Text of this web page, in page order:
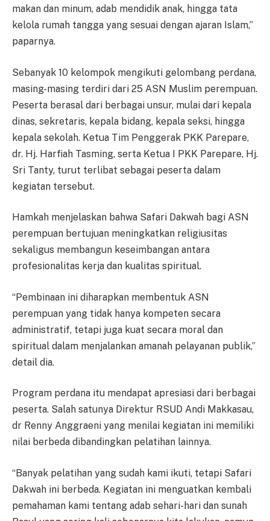
makan dan minum, adab mendidik anak, hingga tata
kelola rumah tangga yang sesuai dengan ajaran Islam,”
paparnya.
Sebanyak 10 kelompok mengikuti gelombang perdana,
masing-masing terdiri dari 25 ASN Muslim perempuan.
Peserta berasal dari berbagai unsur, mulai dari kepala
dinas, sekretaris, kepala bidang, kepala seksi, hingga
kepala sekolah. Ketua Tim Penggerak PKK Parepare,
dr. Hj. Harfiah Tasming, serta Ketua I PKK Parepare, Hj.
Sri Tanty, turut terlibat sebagai peserta dalam
kegiatan tersebut.
Hamkah menjelaskan bahwa Safari Dakwah bagi ASN
perempuan bertujuan meningkatkan religiusitas
sekaligus membangun keseimbangan antara
profesionalitas kerja dan kualitas spiritual.
“Pembinaan ini diharapkan membentuk ASN
perempuan yang tidak hanya kompeten secara
administratif, tetapi juga kuat secara moral dan
spiritual dalam menjalankan amanah pelayanan publik,”
detail dia.
Program perdana itu mendapat apresiasi dari berbagai
peserta. Salah satunya Direktur RSUD Andi Makkasau,
dr Renny Anggraeni yang menilai kegiatan ini memiliki
nilai berbeda dibandingkan pelatihan lainnya.
“Banyak pelatihan yang sudah kami ikuti, tetapi Safari
Dakwah ini berbeda. Kegiatan ini menguatkan kembali
pemahaman kami tentang adab sehari-hari dan sunah